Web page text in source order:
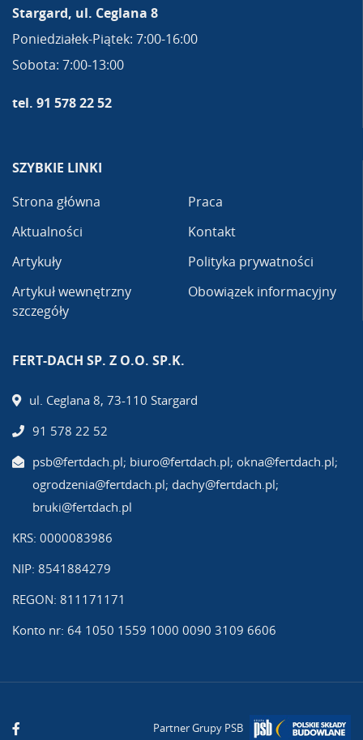
Stargard, ul. Ceglana 8
Poniedziałek-Piątek: 7:00-16:00
Sobota: 7:00-13:00
tel. 91 578 22 52
SZYBKIE LINKI
Strona główna
Aktualności
Artykuły
Artykuł wewnętrzny
szczegóły
Praca
Kontakt
Polityka prywatności
Obowiązek informacyjny
FERT-DACH SP. Z O.O. SP.K.
ul. Ceglana 8, 73-110 Stargard
91 578 22 52
psb@fertdach.pl; biuro@fertdach.pl; okna@fertdach.pl;
ogrodzenia@fertdach.pl; dachy@fertdach.pl;
bruki@fertdach.pl
KRS: 0000083986
NIP: 8541884279
REGON: 811171171
Konto nr: 64 1050 1559 1000 0090 3109 6606
Partner Grupy PSB